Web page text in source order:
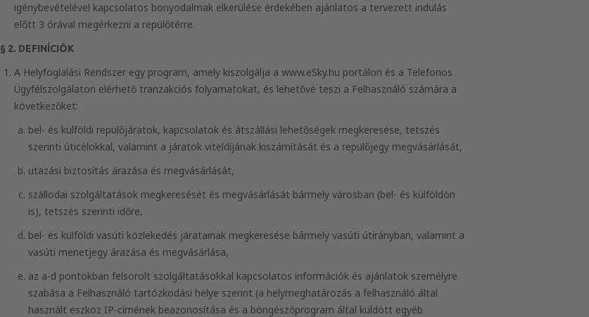
igénybevételével kapcsolatos bonyodalmak elkerülése érdekében ajánlatos a tervezett indulás
előtt 3 órával megérkezni a repülőtérre.
§ 2. DEFINÍCIÓK
A Helyfoglalási Rendszer egy program, amely kiszolgálja a www.eSky.hu portálon és a Telefonos
Ügyfélszolgálaton elérhető tranzakciós folyamatokat, és lehetővé teszi a Felhasználó számára a
következőket:
bel- és külföldi repülőjáratok, kapcsolatok és átszállási lehetőségek megkeresése, tetszés
szerinti úticélokkal, valamint a járatok viteldíjának kiszámítását és a repülőjegy megvásárlását,
utazási biztosítás árazása és megvásárlását,
szállodai szolgáltatások megkeresését és megvásárlását bármely városban (bel- és külföldön
is), tetszés szerinti időre,
bel- és külföldi vasúti közlekedés járatainak megkeresése bármely vasúti útirányban, valamint a
vasúti menetjegy árazása és megvásárlása,
az a-d pontokban felsorolt szolgáltatásokkal kapcsolatos információk és ajánlatok személyre
szabása a Felhasználó tartózkodási helye szerint (a helymeghatározás a felhasználó által
használt eszköz IP-címének beazonosítása és a böngészőprogram által küldött egyéb